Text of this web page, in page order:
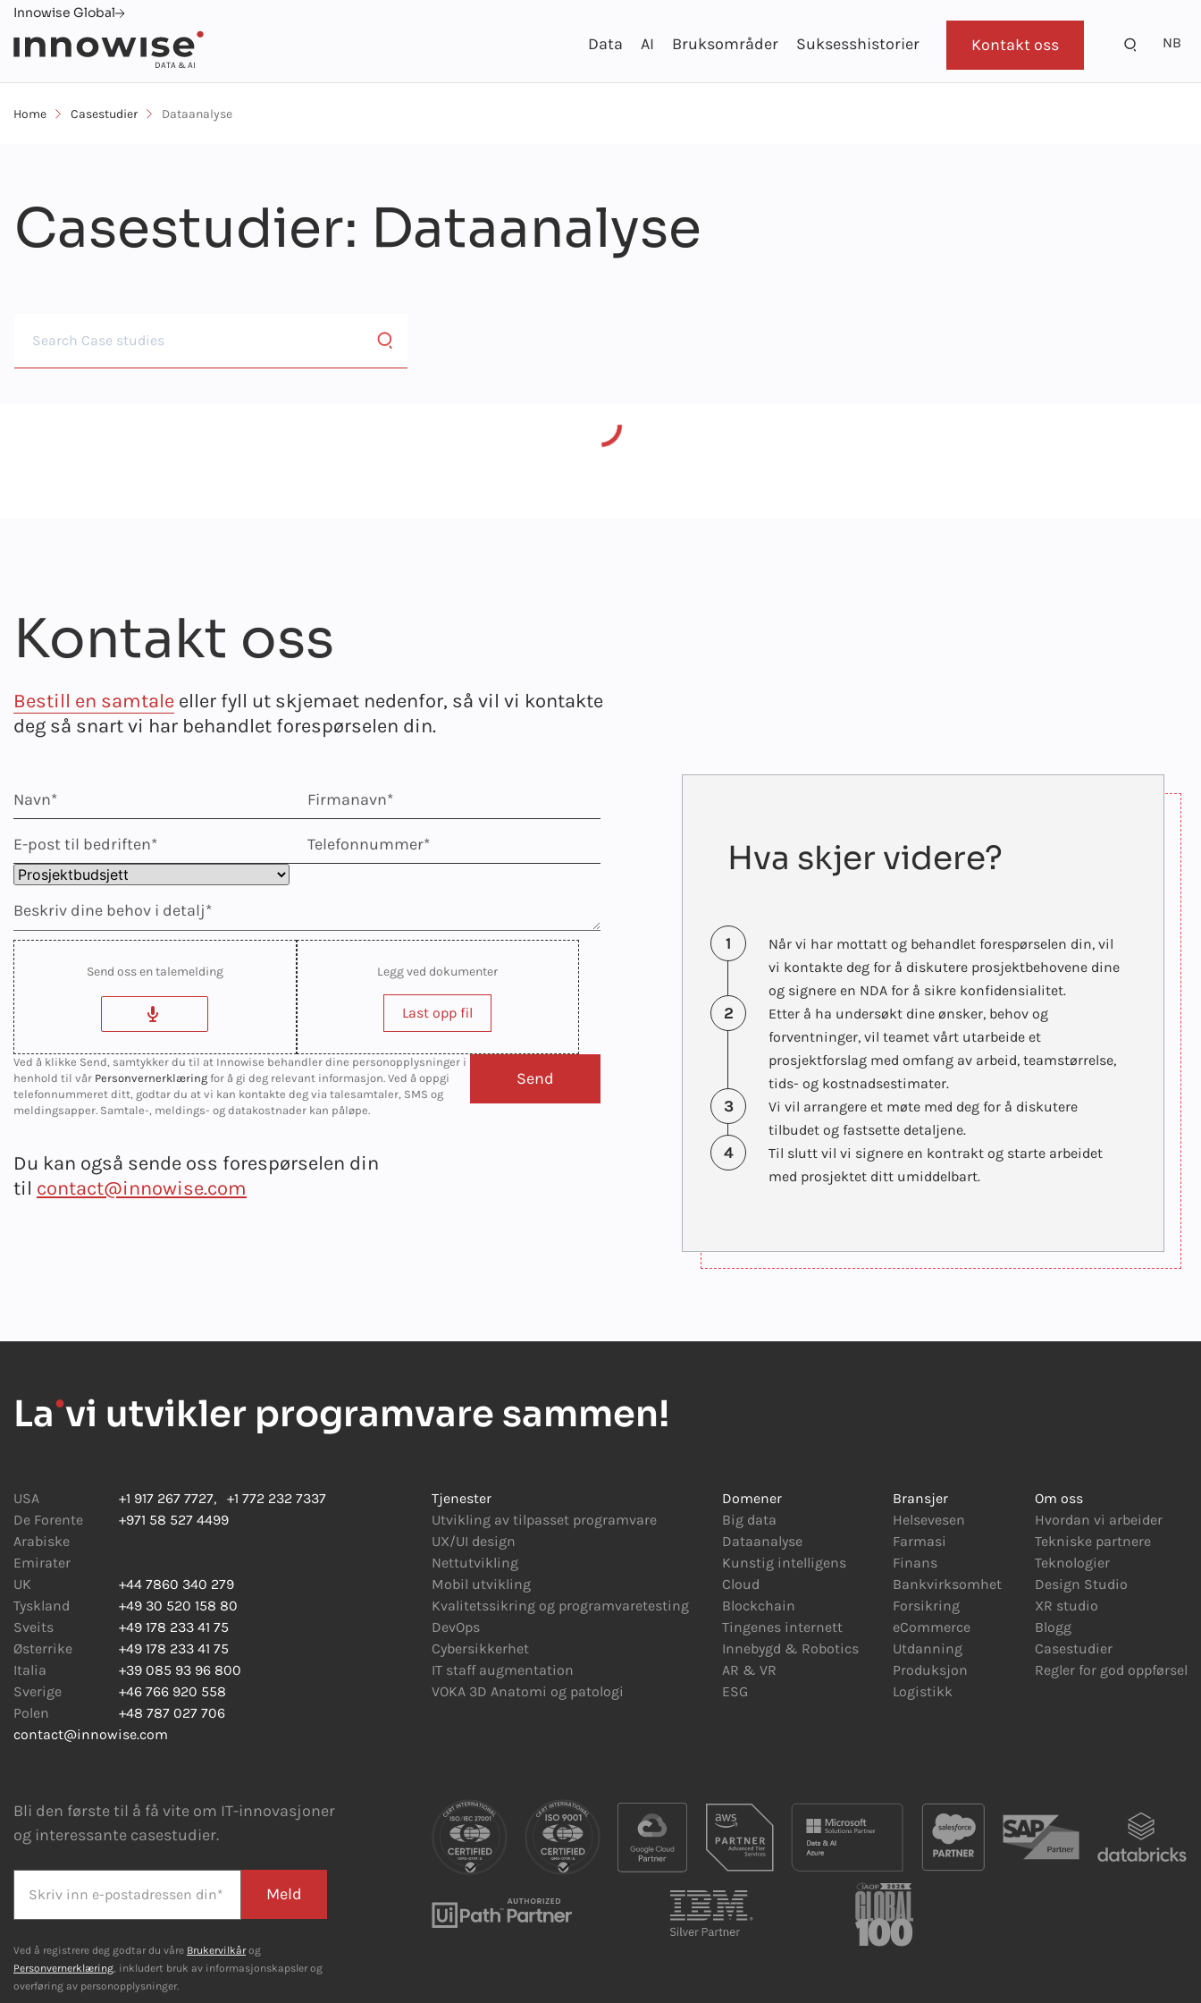
Innowise Global
DATA & AI
Data AI Bruksområder Suksesshistorier Kontakt oss NB
Home Casestudier Dataanalyse
Casestudier: Dataanalyse
Kontakt oss
Bestill en samtale eller fyll ut skjemaet nedenfor, så vil vi kontakte
deg så snart vi har behandlet forespørselen din.
Send oss en talemelding Legg ved dokumenter
Last opp fil
Ved å klikke Send, samtykker du til at Innowise behandler dine personopplysninger i
henhold til vår Personvernerklæring for å gi deg relevant informasjon. Ved å oppgi
telefonnummeret ditt, godtar du at vi kan kontakte deg via talesamtaler, SMS og
meldingsapper. Samtale-, meldings- og datakostnader kan påløpe.
Du kan også sende oss forespørselen din
til contact@innowise.com
Hva skjer videre?
1
Når vi har mottatt og behandlet forespørselen din, vil
vi kontakte deg for å diskutere prosjektbehovene dine
og signere en NDA for å sikre konfidensialitet.
2
Etter å ha undersøkt dine ønsker, behov og
forventninger, vil teamet vårt utarbeide et
prosjektforslag med omfang av arbeid, teamstørrelse,
tids- og kostnadsestimater.
3
Vi vil arrangere et møte med deg for å diskutere
tilbudet og fastsette detaljene.
4
Til slutt vil vi signere en kontrakt og starte arbeidet
med prosjektet ditt umiddelbart.
La●vi utvikler programvare sammen!
USA +1 917 267 7727, +1 772 232 7337
De Forente
Arabiske
Emirater
+971 58 527 4499
UK
+44 7860 340 279
Tyskland
+49 30 520 158 80
Sveits
+49 178 233 41 75
Østerrike
+49 178 233 41 75
Italia
+39 085 93 96 800
Sverige
+46 766 920 558
Polen
+48 787 027 706
contact@innowise.com
Tjenester
Utvikling av tilpasset programvare
UX/UI design
Nettutvikling
Mobil utvikling
Kvalitetssikring og programvaretesting
DevOps
Cybersikkerhet
IT staff augmentation
VOKA 3D Anatomi og patologi
Domener
Big data
Dataanalyse
Kunstig intelligens
Cloud
Blockchain
Tingenes internett
Innebygd & Robotics
AR &VR
ESG
Bransjer
Helsevesen
Farmasi
Finans
Bankvirksomhet
Forsikring
eCommerce
Utdanning
Produksjon
Logistikk
Om oss
Hvordan vi arbeider
Tekniske partnere
Teknologier
Design Studio
XR studio
Blogg
Casestudier
Regler for god oppførsel
Bli den første til å få vite om IT-innovasjoner
og interessante casestudier.
Meld
Ved å registrere deg godtar du våre Brukervilkårog
Personvernerklæring, inkludert bruk av informasjonskapsler og
overføring av personopplysninger.